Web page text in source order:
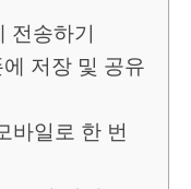
전송하기
저장 및 공유
바일로 한 번